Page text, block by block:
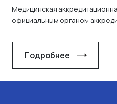
Медицинская
официальным органом
Подробнее